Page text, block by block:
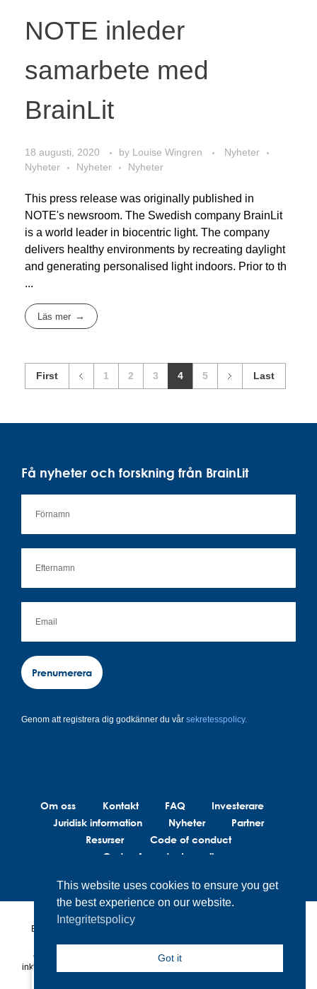
NOTE inleder
samarbete med
BrainLit
18 augusti, 2020 by Louise Wingren
Nyheter
Nyheter
Nyheter Nyheter
This press release was originally published in
NOTE's newsroom. The Swedish company BrainLit
is a world leader in biocentric light. The company
delivers healthy environments by recreating daylight
and generating personalised light indoors. Prior to th
...
Läs mer
First 1 2 3 4 5 Last
Få nyheter och forskning från BrainLit
Prenumerera
Genom att registrera dig godkänner du vår sekretesspolicy.
Om oss Kontakt FAQ
Investerare
Juridisk information
Nyheter
Partner
Resurser
Code of conduct
Code of conduct suppliers
BrainLit®s produkter och tjänster är inte avsedda att diagnostisera,
ansvarig för hälsorelaterade beslut som fattas av slutanvändaren,
inklusive sjukvårdspersonal, när de använder BrainLit®-produkter och -
This website uses cookies to ensure you get
the best experience on our website.
Integritetspolicy
Got it